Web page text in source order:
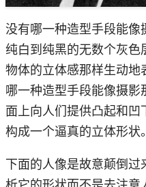
没有哪一种造型手段能像
纯白到纯黑的无数个灰色
物体的立体感那样生动地
哪一种造型手段能像摄影
面上向人们提供凸起和凹
构成一个逼真的立体形状。
下面的人像是故意颠倒